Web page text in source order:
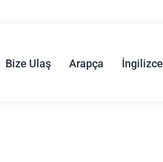
Bize Ulaş Arapça İngilizce